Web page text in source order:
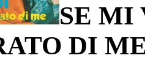
SE MI
DI